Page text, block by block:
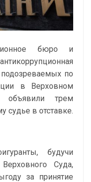
бюро и
по
в Верховном
объявили трем
судье в отставке.
будучи
Суда,
за принятие